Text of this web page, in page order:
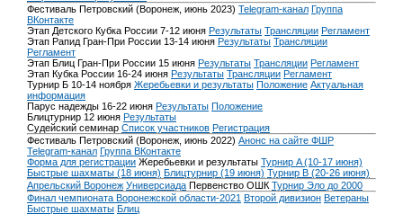
Фестиваль Петровский (Воронеж, июнь 2023) Telegram-канал Группа
ВКонтакте
Этап Детского Кубка России 7-12 июня Результаты Трансляции Регламент
Этап Рапид Гран-При России 13-14 июня Результаты Трансляции
Регламент
Этап Блиц Гран-При России 15 июня Результаты Трансляции Регламент
Этап Кубка России 16-24 июня Результаты Трансляции Регламент
Турнир Б 10-14 ноября Жеребьевки и результаты Положение Актуальная
информация
Парус надежды 16-22 июня Результаты Положение
Блицтурнир 12 июня Результаты
Судейский семинар Список участников Регистрация
Фестиваль Петровский (Воронеж, июнь 2022) Анонс на сайте ФШР
Telegram-канал Группа ВКонтакте
Форма для регистрации Жеребьевки и результаты Турнир A (10-17 июня)
Быстрые шахматы (18 июня) Блицтурнир (19 июня) Турнир B (20-26 июня)
Апрельский Воронеж Универсиада Первенство ОШК Турнир Эло до 2000
Финал чемпионата Воронежской области-2021 Второй дивизион Ветераны
Быстрые шахматы Блиц